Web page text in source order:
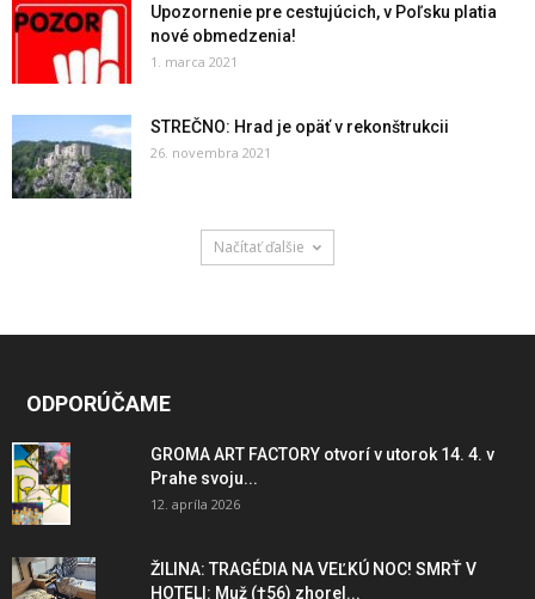
Upozornenie pre cestujúcich, v Poľsku platia
nové obmedzenia!
1. marca 2021
STREČNO: Hrad je opäť v rekonštrukcii
26. novembra 2021
Načítať ďalšie
ODPORÚČAME
GROMA ART FACTORY otvorí v utorok 14. 4. v
Prahe svoju...
12. apríla 2026
ŽILINA: TRAGÉDIA NA VEĽKÚ NOC! SMRŤ V
HOTELI: Muž (†56) zhorel...